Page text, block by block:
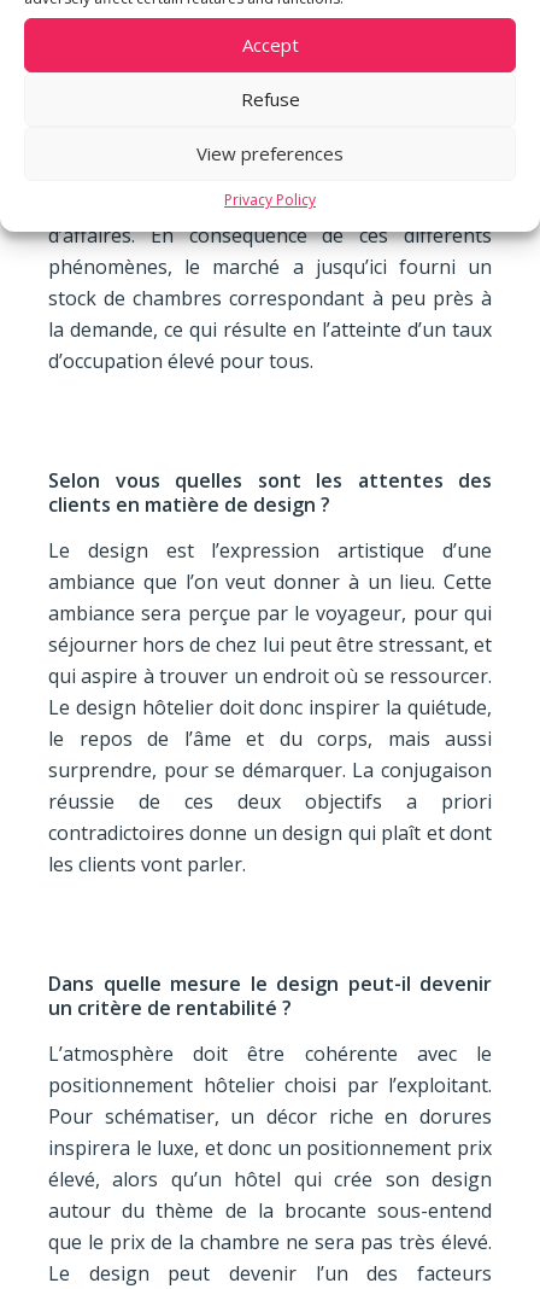
Accept
Refuse
View preferences
Privacy Policy
même époque, le formidable essor de l’aviation
civile puis l’arrivée des compagnies low cost ont
provoqué une forte augmentation de la
demande de nuitées hôtelières, le voyage
devenant à la portée de tous. Plus récemment, la
forte internationalisation des entreprises s’est
traduite par une augmentation du voyage
d’affaires. En conséquence de ces différents
phénomènes, le marché a jusqu’ici fourni un
stock de chambres correspondant à peu près à
la demande, ce qui résulte en l’atteinte d’un taux
d’occupation élevé pour tous.
Selon vous quelles sont les attentes des
clients en matière de design ?
Le design est l’expression artistique d’une
ambiance que l’on veut donner à un lieu. Cette
ambiance sera perçue par le voyageur, pour qui
séjourner hors de chez lui peut être stressant, et
qui aspire à trouver un endroit où se ressourcer.
Le design hôtelier doit donc inspirer la quiétude,
le repos de l’âme et du corps, mais aussi
surprendre, pour se démarquer. La conjugaison
réussie de ces deux objectifs a priori
contradictoires donne un design qui plaît et dont
les clients vont parler.
Dans quelle mesure le design peut-il devenir
un critère de rentabilité ?
L’atmosphère doit être cohérente avec le
positionnement hôtelier choisi par l’exploitant.
Pour schématiser, un décor riche en dorures
inspirera le luxe, et donc un positionnement prix
élevé, alors qu’un hôtel qui crée son design
autour du thème de la brocante sous-entend
que le prix de la chambre ne sera pas très élevé.
Le design peut devenir l’un des facteurs